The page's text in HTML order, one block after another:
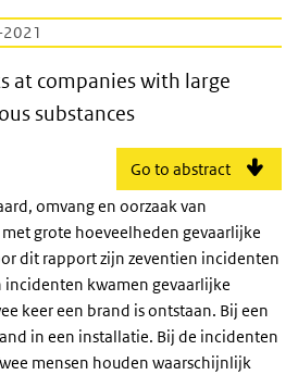
at companies with
at companies with large
substances
Go to abstract
omvang en oorzaak van
grote hoeveelheden gevaarlijke
dit rapport zijn zeventien incidenten
kwamen gevaarlijke
keer een brand is ontstaan. Bij een
in een installatie. Bij de incidenten
mensen houden waarschijnlijk